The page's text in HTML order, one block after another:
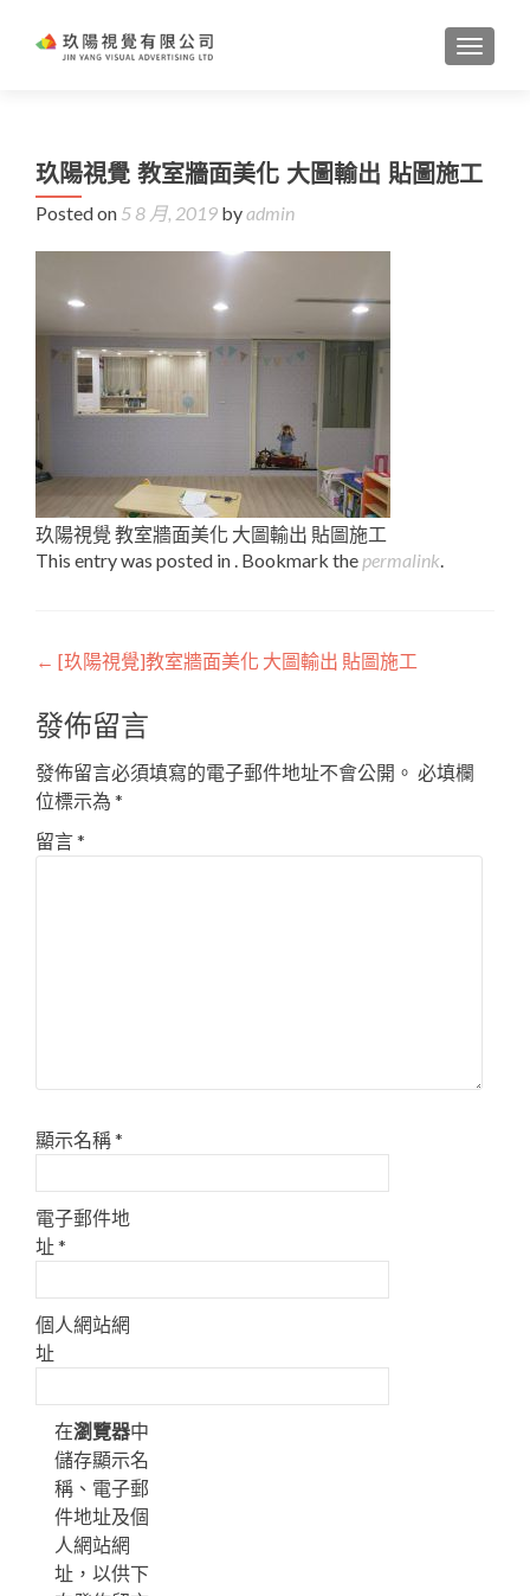
玖陽視覺 教室牆面美化 大圖輸出 貼圖施工
Posted on 5 8 月, 2019 byadmin
玖陽視覺 教室牆面美化 大圖輸出 貼圖施工
This entry was posted in . Bookmark the permalink.
Post
navigation
← [玖陽視覺]教室牆面美化 大圖輸出 貼圖施工
發佈留言
發佈留言必須填寫的電子郵件地址不會公開。 必填欄
位標示為 *
留言*
顯示名稱*
電子郵件地
址*
個人網站網
址
在瀏覽器中
儲存顯示名
稱、電子郵
件地址及個
人網站網
址，以供下